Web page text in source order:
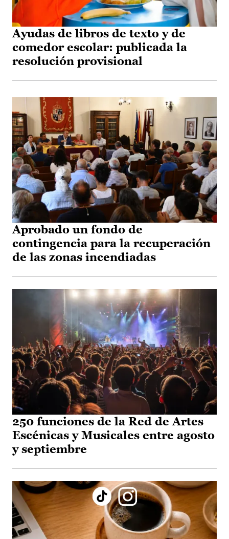
Ayudas de libros de texto y de
comedor escolar: publicada la
resolución provisional
Aprobado un fondo de
contingencia para la recuperación
de las zonas incendiadas
250 funciones de la Red de Artes
Escénicas y Musicales entre agosto
y septiembre